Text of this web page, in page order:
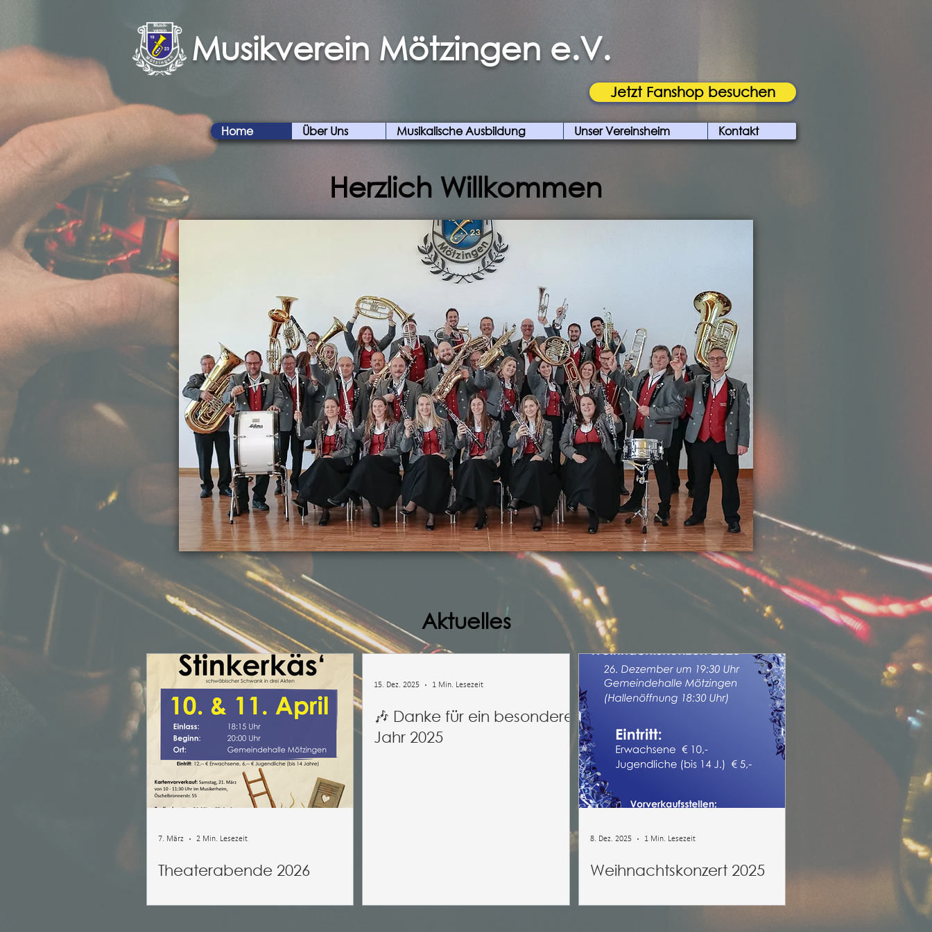
Musikverein Mötzingen e.V.
Jetzt Fanshop besuchen
Home Über Uns Musikalische Ausbildung Unser Vereinsheim Kontakt
Herzlich Willkommen
Aktuelles
Theaterabende 2026
7. März 2 Min. Lesezeit
🎶 Danke für ein besonderes
Jahr 2025
15. Dez. 2025 1 Min. Lesezeit
Weihnachtskonzert 2025
8. Dez. 2025 1 Min. Lesezeit